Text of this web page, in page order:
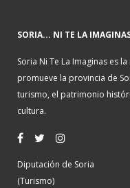
SORIA... NI TE LA
Soria Ni Te La Imaginas es
promueve la provincia de
turismo, el patrimonio
cultura.
Diputación de Soria
(Turismo)